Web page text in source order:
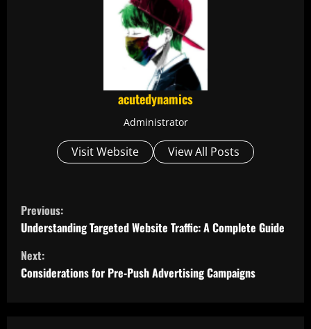
acutedynamics
Administrator
Visit Website View All Posts
C
o
n
Previous:
Understanding Targeted Website Traffic: A Complete Guide
Next:
Considerations for Pre-Push Advertising Campaigns